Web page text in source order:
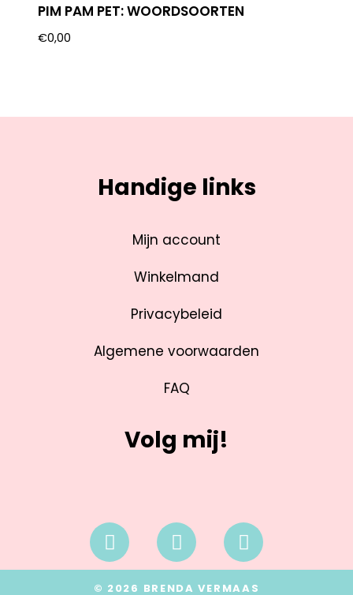
PIM PAM PET: WOORDSOORTEN
€0,00
Handige links
Mijn account
Winkelmand
Privacybeleid
Algemene voorwaarden
FAQ
Volg mij!
© 2026 BRENDA VERMAAS